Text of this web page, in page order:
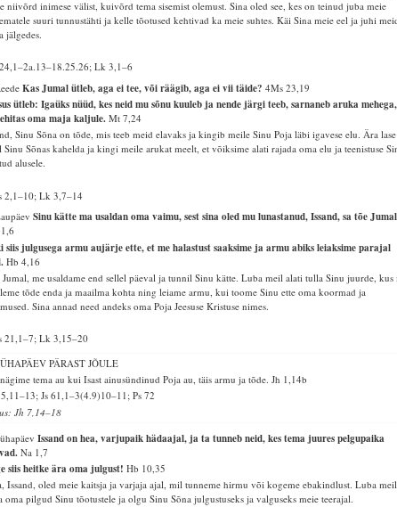
niivõrd inimese välist, kuivõrd tema sisemist olemust. Sina oled see, kes on teinud juba meie
suuri tunnustähti ja kelle tõotused kehtivad ka meie suhtes. Käi Sina meie eel ja juhi
jälgedes.
Lk 3,1–6
Kas Jumal ütleb, aga ei tee, või räägib, aga ei vii täide?4Ms 23,19
ütleb: Igaüks nüüd, kes neid mu sõnu kuuleb ja nende järgi teeb, sarnaneb aruka mehega,
oma maja kaljule.Mt 7,24
Sinu Sõna on tõde, mis teeb meid elavaks ja kingib meile Sinu Poja läbi igavese elu. Ära lase
Sinu Sõnas kahelda ja kingi meile arukat meelt, et võiksime alati rajada oma elu ja teenistuse
alusele.
2,1–10; Lk 3,7–14
Sinu kätte ma usaldan oma vaimu, sest sina oled mu lunastanud, Issand, sa tõe
siis julgusega armu aujärje ette, et me halastust saaksime ja armu abiks leiaksime parajal
Hb 4,16
Jumal, me usaldame end sellel päeval ja tunnil Sinu kätte. Luba meil alati tulla Sinu juurde, kus
tõde enda ja maailma kohta ning leiame armu, kui toome Sinu ette oma koormad ja
Sina annad need andeks oma Poja Jeesuse Kristuse nimes.
21,1–7; Lk 3,15–20
PÄRAST JÕULE
tema au kui Isast ainusündinud Poja au, täis armu ja tõde.Jh 1,14b
5,11–13; Js 61,1–3(4.9)10–11; Ps 72
Jh 7,14–18
Issand on hea, varjupaik hädaajal, ja ta tunneb neid, kes tema juures pelgupaika
Na 1,7
siis heitke ära oma julgust!Hb 10,35
Issand, oled meie kaitsja ja varjaja ajal, mil tunneme hirmu või kogeme ebakindlust. Luba meil
oma pilgud Sinu tõotustele ja olgu Sinu Sõna julgustuseks ja valguseks meie teerajal.